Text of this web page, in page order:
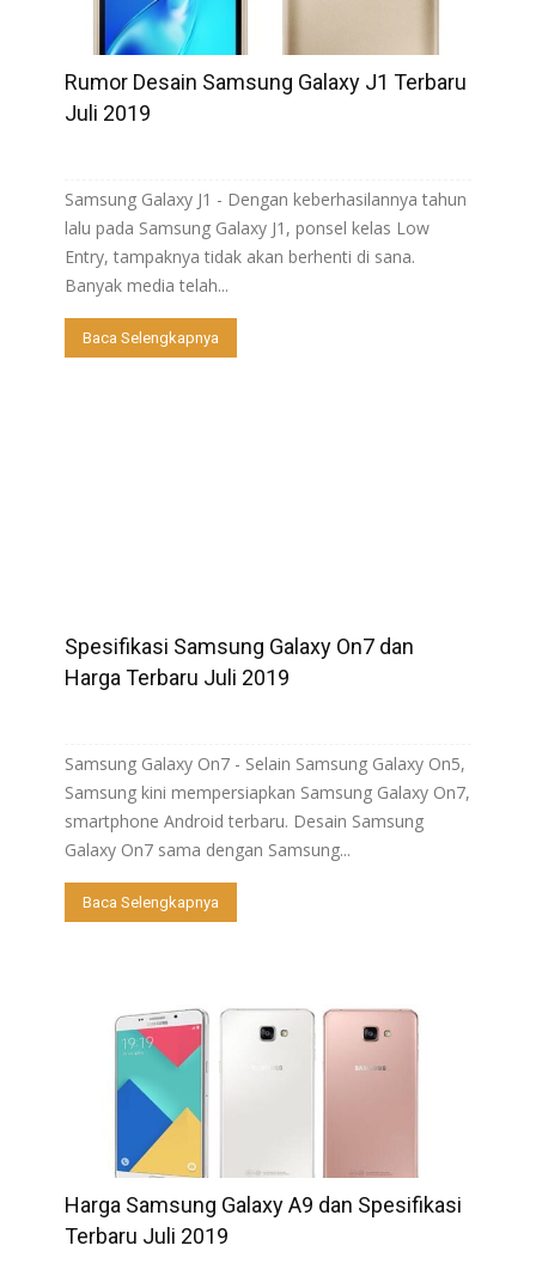
Rumor Desain Samsung Galaxy J1 Terbaru
Juli 2019
Samsung Galaxy J1 - Dengan keberhasilannya tahun
lalu pada Samsung Galaxy J1, ponsel kelas Low
Entry, tampaknya tidak akan berhenti di sana.
Banyak media telah...
Baca Selengkapnya
Spesifikasi Samsung Galaxy On7 dan
Harga Terbaru Juli 2019
Samsung Galaxy On7 - Selain Samsung Galaxy On5,
Samsung kini mempersiapkan Samsung Galaxy On7,
smartphone Android terbaru. Desain Samsung
Galaxy On7 sama dengan Samsung...
Baca Selengkapnya
Harga Samsung Galaxy A9 dan Spesifikasi
Terbaru Juli 2019